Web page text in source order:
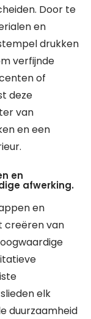
Door te
en
drukken
verfijnde
of
deze
van
en een
en
afwerking.
en
creëren van
elk
duurzaamheid